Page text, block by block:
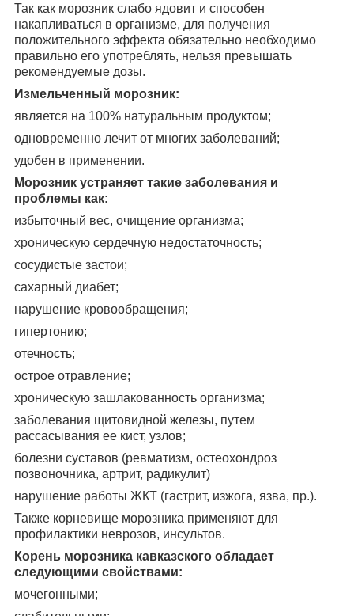
Так как морозник слабо ядовит и способен
накапливаться в организме, для получения
положительного эффекта обязательно необходимо
правильно его употреблять, нельзя превышать
рекомендуемые дозы.
Измельченный морозник:
является на 100% натуральным продуктом;
одновременно лечит от многих заболеваний;
удобен в применении.
Морозник устраняет такие заболевания и
проблемы как:
избыточный вес, очищение организма;
хроническую сердечную недостаточность;
сосудистые застои;
сахарный диабет;
нарушение кровообращения;
гипертонию;
отечность;
острое отравление;
хроническую зашлакованность организма;
заболевания щитовидной железы, путем
рассасывания ее кист, узлов;
болезни суставов (ревматизм, остеохондроз
позвоночника, артрит, радикулит)
нарушение работы ЖКТ (гастрит, изжога, язва, пр.).
Также корневище морозника применяют для
профилактики неврозов, инсультов.
Корень морозника кавказского обладает
следующими свойствами:
мочегонными;